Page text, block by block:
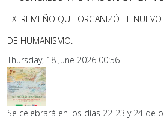
EXTREMEÑO QUE ORGANIZÓ EL
DE HUMANISMO.
Thursday, 18 June 2026 00:56
Se celebrará en los días 22-23 y 24 de